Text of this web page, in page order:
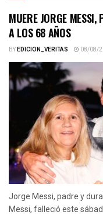
MUERE JORGE MESSI,
A LOS 68 AÑOS
BYEDICION_VERITAS 08/08/
Jorge Messi, padre y
Messi, falleció este